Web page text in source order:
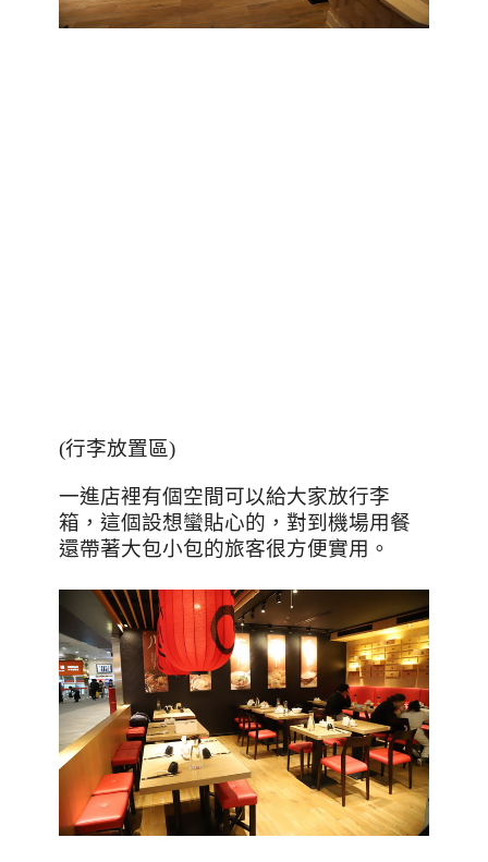
(行李放置區)
一進店裡有個空間可以給大家放行李
箱，這個設想蠻貼心的，對到機場用餐
還帶著大包小包的旅客很方便實用。